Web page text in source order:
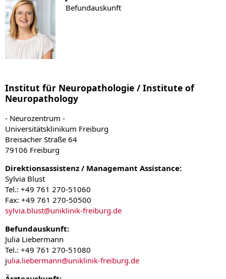
Befundauskunft
Institut für Neuropathologie / Institute of
Neuropathology
- Neurozentrum -
Universitätsklinikum Freiburg
Breisacher Straße 64
79106 Freiburg
Direktionsassistenz / Managemant Assistance:
Sylvia Blust
Tel.: +49 761 270-51060
Fax: +49 761 270-50500
sylvia.blust@uniklinik-freiburg.de
Befundauskunft:
Julia Liebermann
Tel.: +49 761 270-51080
julia.liebermann@uniklinik-freiburg.de